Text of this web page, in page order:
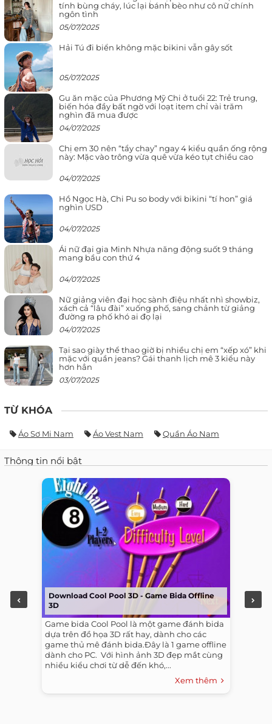
tính bùng cháy, lúc lại bánh bèo như cô nữ chính
ngôn tình
05/07/2025
Hải Tú đi biển không mặc bikini vẫn gây sốt
05/07/2025
Gu ăn mặc của Phương Mỹ Chi ở tuổi 22: Trẻ trung,
biến hóa đầy bất ngờ với loạt item chỉ vài trăm
nghìn đã mua được
04/07/2025
Chị em 30 nên “tẩy chay” ngay 4 kiểu quần ống rộng
này: Mặc vào trông vừa quê vừa kéo tụt chiều cao
04/07/2025
Hồ Ngọc Hà, Chi Pu so body với bikini “tí hon” giá
nghìn USD
04/07/2025
Ái nữ đại gia Minh Nhựa năng động suốt 9 tháng
mang bầu con thứ 4
04/07/2025
Nữ giảng viên đại học sành điệu nhất nhì showbiz,
xách cả “lâu đài” xuống phố, sang chảnh từ giảng
đường ra phố khó ai đọ lại
04/07/2025
Tại sao giày thể thao giờ bị nhiều chị em “xếp xó” khi
mặc với quần jeans? Gái thanh lịch mê 3 kiểu này
hơn hẳn
03/07/2025
TỪ KHÓA
Áo Sơ Mi Nam Áo Vest Nam Quần Áo Nam
Thông tin nổi bật
Download Cool Pool 3D - Game Bida Offline
3D
Game bida Cool Pool là một game đánh bida
dựa trên đồ họa 3D rất hay, dành cho các
game thủ mê đánh bida.Đây là 1 game offline
dành cho PC. ​ Với hình ảnh 3D đẹp mắt cùng
nhiều kiểu chơi từ dễ đến khó,...
Xem thêm